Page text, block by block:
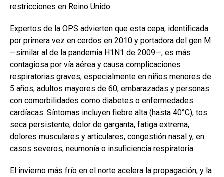
restricciones en Reino Unido.
Expertos de la OPS advierten que esta cepa, identificada
por primera vez en cerdos en 2010 y portadora del gen M
—similar al de la pandemia H1N1 de 2009—, es más
contagiosa por vía aérea y causa complicaciones
respiratorias graves, especialmente en niños menores de
5 años, adultos mayores de 60, embarazadas y personas
con comorbilidades como diabetes o enfermedades
cardíacas. Síntomas incluyen fiebre alta (hasta 40°C), tos
seca persistente, dolor de garganta, fatiga extrema,
dolores musculares y articulares, congestión nasal y, en
casos severos, neumonía o insuficiencia respiratoria.
El invierno más frío en el norte acelera la propagación, y la